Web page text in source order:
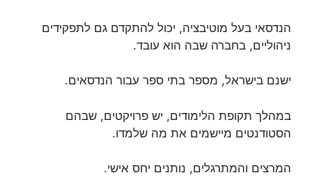
הנדסאי בעל מוטיבציה, יכול להתקדם גם לתפקידים
ניהוליים, בחברה שבה הוא עובד.
ישנם בישראל, מספר בתי ספר עבור הנדסאים.
במהלך תקופת הלימודים, יש פרויקטים, שבהם
הסטודנטים מיישמים את מה שלמדו.
המרצים והמתרגלים, נותנים יחס אישי.